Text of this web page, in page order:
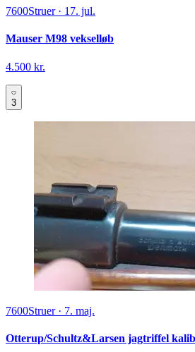
7600Struer· 17. jul.
Mauser M98 vekselløb
4.500 kr.
3
7600Struer· 7. maj.
Otterup/Schultz&Larsen jagtriffel